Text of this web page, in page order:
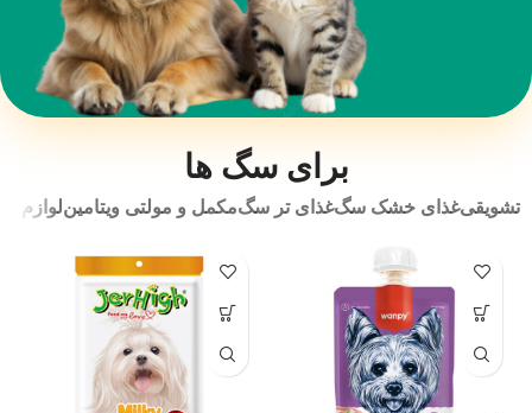
برای سگ ها
تشویقیغذای خشک سگغذای تر سگمکمل و مولتی ویتامینلوازم